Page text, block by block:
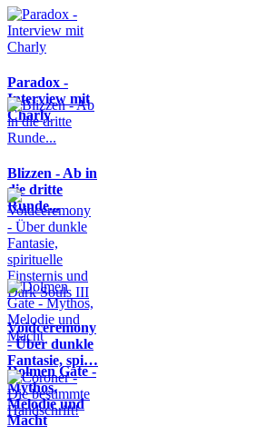
Paradox -
Interview mit
Charly
Blizzen - Ab in
die dritte
Runde...
Voidceremony
- Über dunkle
Fantasie, spi…
Dolmen Gate -
Mythos,
Melodie und
Macht